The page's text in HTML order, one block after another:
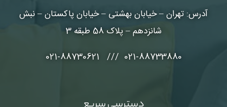
آدرس: تهران – خیابان بهشتی – خیابان پاکستان – نبش
شانزدهم – پلاک 58 طبقه 3
021-88733880 /// 021-88730621